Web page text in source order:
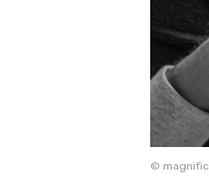
© magnific